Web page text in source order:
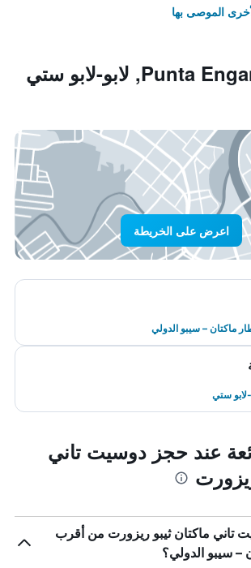
الموصى بها
اعرض على الخريطة
ماكتان – سيبو الدولي
لابو ستي
عند حجز دوسيت تاني
ماكتان ثيبو ريزورت من أقرب
– سيبو الدولي؟